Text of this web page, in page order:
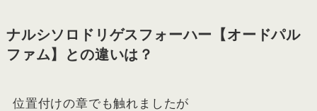
ナルシソロドリゲスフォーハー【オードパル
ファム】との違いは？
位置付けの章でも触れましたが